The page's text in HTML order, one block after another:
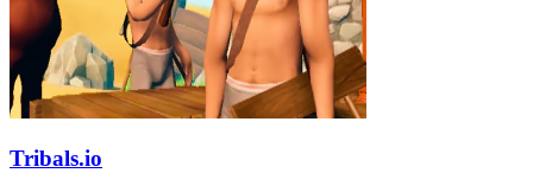
Tribals.io